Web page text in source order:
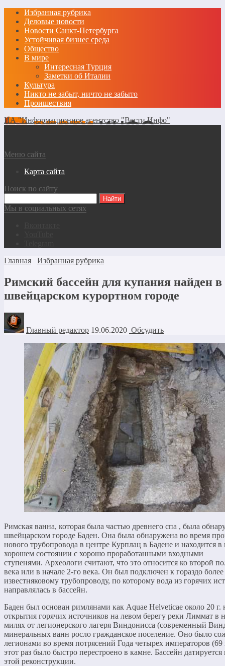
Избранная рубрика
Деловые новости
Новости Санкт-Петербурга
Устойчивая бизнес среда
Общество
В мире
Интересная Турция
Заметки об Италии
Культура
Никто не забыт, ничто не забыто
Проишествия
ИА "Информационное агентство "Вести Инфо"
Меню сайта
Карта сайта
Поиск по сайту
Мы в социальных сетях
Главная
Избранная рубрика
Римский бассейн для купания найден в
швейцарском курортном городе
Главный редактор 19.06.2020 Обсудить
Римская ванна, которая была частью древнего спа , была
швейцарском городе Баден. Она была обнаружена во время
нового трубопровода в центре Курплац в Бадене и находится
хорошем состоянии с хорошо проработанными входными
ступенями. Археологи считают, что это относится ко второй
века или в начале 2-го века. Он был подключен к гораздо
известняковому трубопроводу, по которому вода из горячих
направлялась в бассейн.
Баден был основан римлянами как Aquae Helveticae около 20 г.
открытия горячих источников на левом берегу реки Лиммат в
милях от легионерского лагеря Виндонисса (современный
минеральных ванн росло гражданское поселение. Оно было
легионами во время потрясений Года четырех императоров (69
этот раз было быстро перестроено в камне. Бассейн
этой реконструкции.